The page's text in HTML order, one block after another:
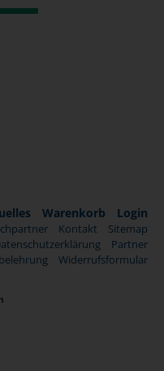
Warenkorb Login
Kontakt
Sitemap
Partner
Widerrufsformular